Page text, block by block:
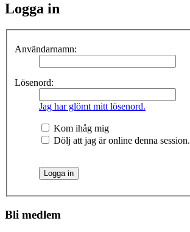
Logga in
Användarnamn:
Lösenord:
Jag har glömt mitt lösenord.
Kom ihåg mig
Dölj att jag är online denna session.
Bli medlem